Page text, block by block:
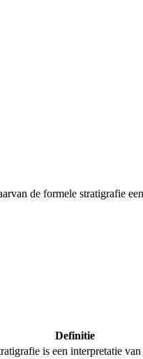
de formele stratigrafie
Definitie
is een interpretatie